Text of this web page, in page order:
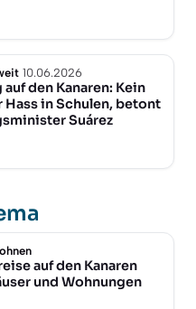
10.06.2026
den Kanaren: Kein
Hass in Schulen, betont
Suárez
auf den Kanaren
und Wohnungen